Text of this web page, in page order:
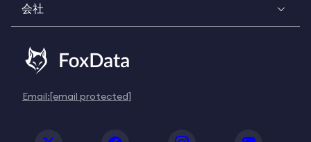
会社
Email:[email protected]